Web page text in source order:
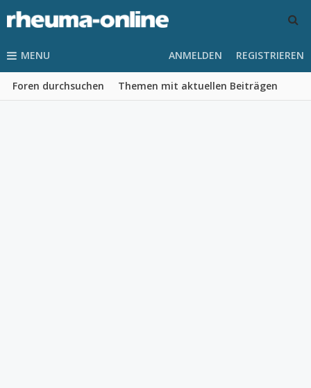
MENU
Foren durchsuchen Themen mit aktuellen Beiträgen
ANMELDEN REGISTRIEREN